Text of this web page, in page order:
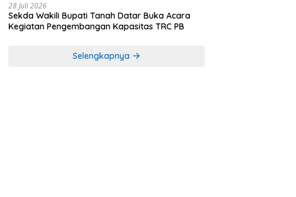
28 Juli 2026
Sekda Wakili Bupati Tanah Datar Buka Acara
Kegiatan Pengembangan Kapasitas TRC PB
Selengkapnya